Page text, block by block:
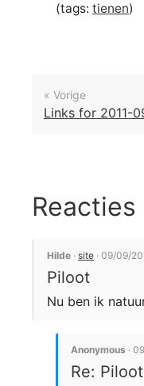
(tags: tienen)
« Vorige
Links for 2011-
Reacties
Hilde · site · 09/09/
Piloot
Nu ben ik
Anonymous ·
Re: Piloot